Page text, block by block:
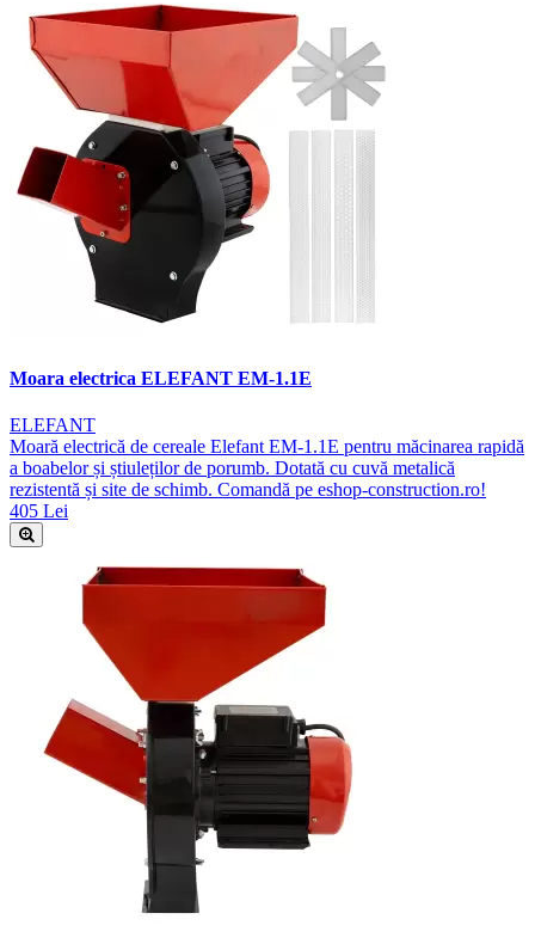
Moara electrica ELEFANT EM-1.1E
ELEFANT
Moară electrică de cereale Elefant EM-1.1E pentru măcinarea rapidă
a boabelor și știuleților de porumb. Dotată cu cuvă metalică
rezistentă și site de schimb. Comandă pe eshop-construction.ro!
405 Lei